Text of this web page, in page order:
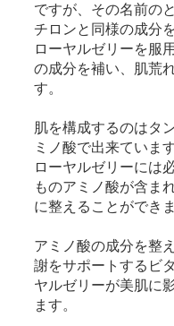
ですが、その名前の
チロンと同様の成分
ローヤルゼリーを服
の成分を補い、肌荒
す。
肌を構成するのはタ
ミノ酸で出来ています
ローヤルゼリーには
ものアミノ酸が含ま
に整えることができま
アミノ酸の成分を整
謝をサポートするビ
ヤルゼリーが美肌に
ます。